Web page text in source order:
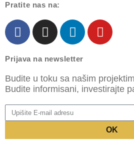
Pratite nas na:
Prijava na newsletter
Budite u toku sa našim
Budite informisani, investirajte
OK